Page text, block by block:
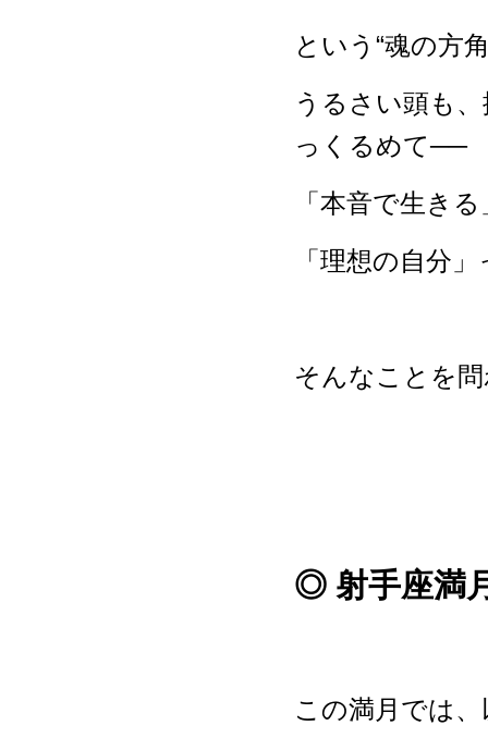
という“魂の方
うるさい頭も
っくるめて──
「本音で生き
「理想の自分
そんなことを
◎ 射手座満
この満月では